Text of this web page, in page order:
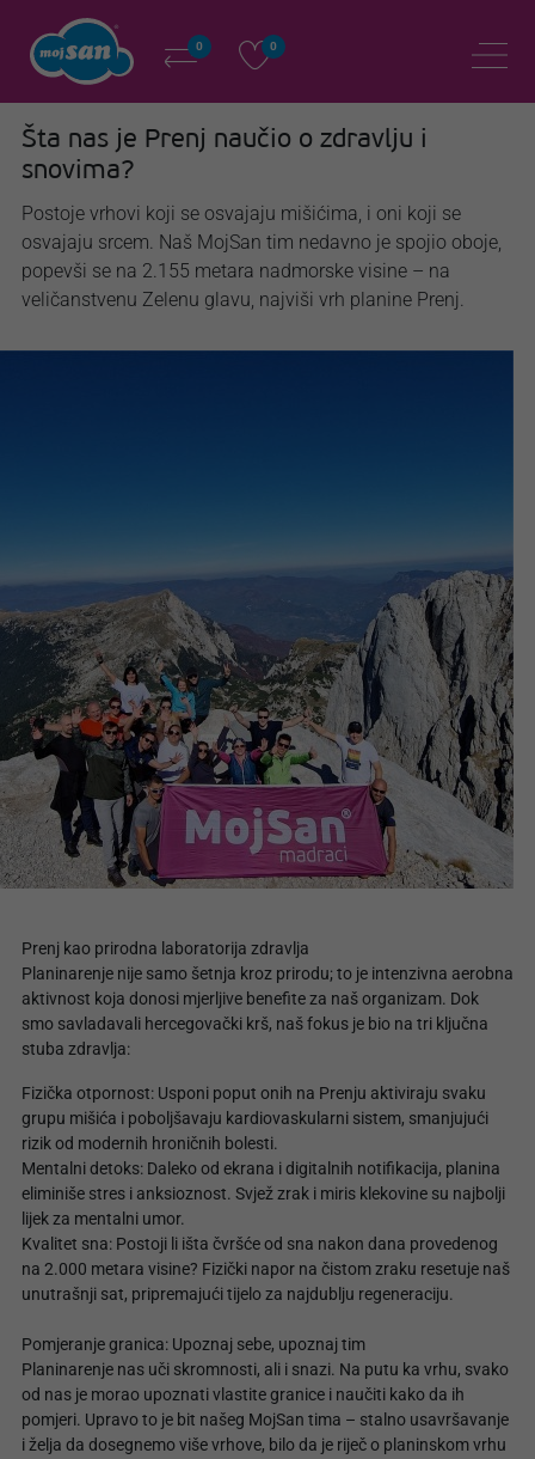
0 0
Šta nas je Prenj naučio o zdravlju i
snovima?
Postoje vrhovi koji se osvajaju mišićima, i oni koji se
osvajaju srcem. Naš MojSan tim nedavno je spojio oboje,
popevši se na 2.155 metara nadmorske visine – na
veličanstvenu Zelenu glavu, najviši vrh planine Prenj.
Prenj kao prirodna laboratorija zdravlja
Planinarenje nije samo šetnja kroz prirodu; to je intenzivna aerobna
aktivnost koja donosi mjerljive benefite za naš organizam. Dok
smo savladavali hercegovački krš, naš fokus je bio na tri ključna
stuba zdravlja:
Fizička otpornost: Usponi poput onih na Prenju aktiviraju svaku
grupu mišića i poboljšavaju kardiovaskularni sistem, smanjujući
rizik od modernih hroničnih bolesti.
Mentalni detoks: Daleko od ekrana i digitalnih notifikacija, planina
eliminiše stres i anksioznost. Svjež zrak i miris klekovine su najbolji
lijek za mentalni umor.
Kvalitet sna: Postoji li išta čvršće od sna nakon dana provedenog
na 2.000 metara visine? Fizički napor na čistom zraku resetuje naš
unutrašnji sat, pripremajući tijelo za najdublju regeneraciju.
Pomjeranje granica: Upoznaj sebe, upoznaj tim
Planinarenje nas uči skromnosti, ali i snazi. Na putu ka vrhu, svako
od nas je morao upoznati vlastite granice i naučiti kako da ih
pomjeri. Upravo to je bit našeg MojSan tima – stalno usavršavanje
i želja da dosegnemo više vrhove, bilo da je riječ o planinskom vrhu